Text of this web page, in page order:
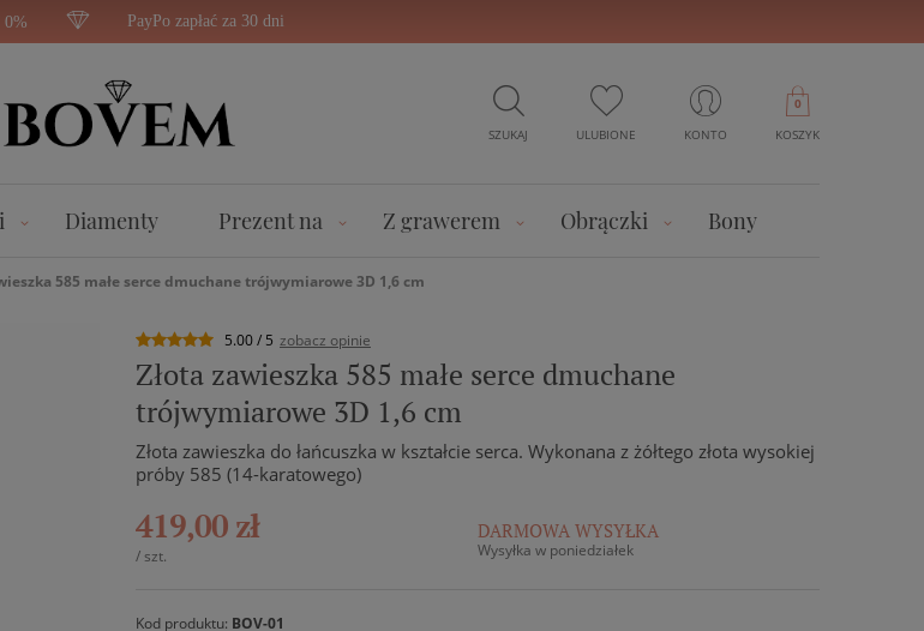
0% PayPo zapłać za 30 dni
SZUKAJ ULUBIONE KONTO KOSZYK
0
Diamenty Prezent na Z grawerem Obrączki Bony
585 małe serce dmuchane trójwymiarowe 3D 1,6 cm
5.00 / 5 zobacz opinie
Złota zawieszka 585 małe serce dmuchane
trójwymiarowe 3D 1,6 cm
Złota zawieszka do łańcuszka w kształcie serca. Wykonana z żółtego złota wysokiej
próby 585 (14-karatowego)
419,00 zł
/ szt.
DARMOWA WYSYŁKA
Wysyłka w poniedziałek
Kod produktu: BOV-01